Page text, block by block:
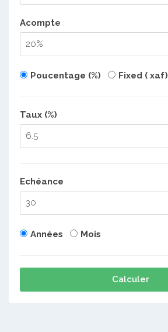
Acompte
Poucentage (%) Fixed ( xaf)
Taux (%)
Echéance
Années Mois
Calculer